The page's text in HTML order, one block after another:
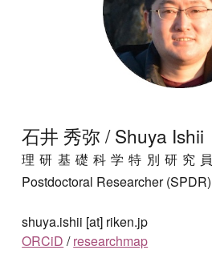
石井 秀弥 / Shuya Ishii
理研基礎科学特別研究員
Postdoctoral Researcher (SPDR)
shuya.ishii [at] riken.jp
ORCiD /researchmap